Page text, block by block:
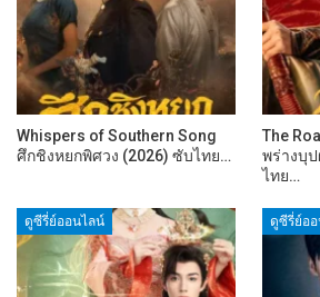
Whispers of Southern Song
ศึกชิงหยกพิศวง (2026) ซับไทย…
The
พร่างบุ
ไทย…
ดูซีรี่ย์ออนไลน์ ดูซีรี่ย์อ